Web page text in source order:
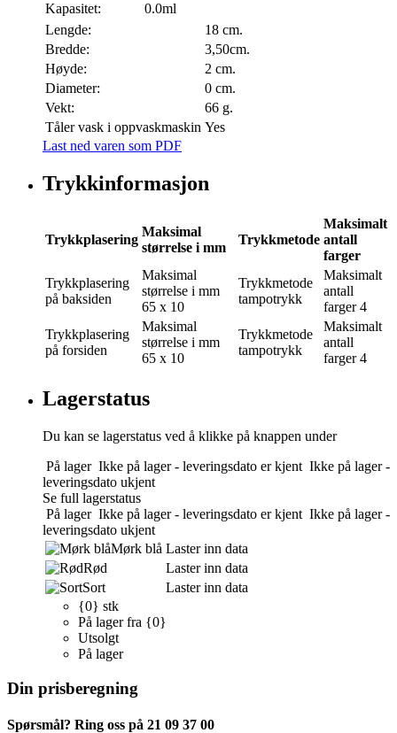
Kapasitet:
0.0ml
Lengde:
18 cm.
Bredde:
3,50cm.
Høyde:
2 cm.
Diameter:
0 cm.
Vekt:
66 g.
Tåler vask i oppvaskmaskin Yes
Last ned varen som PDF
Trykkinformasjon
Trykkplasering
Maksimal
størrelse i mm
Trykkmetode
Maksimalt
antall
farger
Trykkplasering
på baksiden
Maksimal
størrelse i mm
65 x 10
Trykkmetode
tampotrykk
Maksimalt
antall
farger 4
Trykkplasering
på forsiden
Maksimal
størrelse i mm
65 x 10
Trykkmetode
tampotrykk
Maksimalt
antall
farger 4
Lagerstatus
Du kan se lagerstatus ved å klikke på knappen under
På lager Ikke på lager - leveringsdato er kjent Ikke på lager -
leveringsdato ukjent
Se full lagerstatus
På lager Ikke på lager - leveringsdato er kjent Ikke på lager -
leveringsdato ukjent
Mørk blå Laster inn data
Rød
Laster inn data
Sort
Laster inn data
{0} stk
På lager fra {0}
Utsolgt
På lager
Din prisberegning
Spørsmål? Ring oss på 21 09 37 00